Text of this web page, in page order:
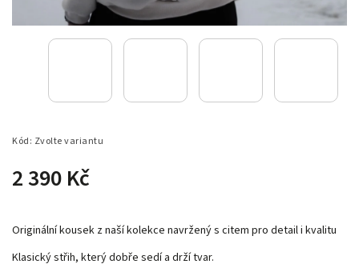
Kód: Zvolte variantu
2 390 Kč
Originální kousek z naší kolekce navržený s citem pro detail i kvalitu
Klasický střih, který dobře sedí a drží tvar.